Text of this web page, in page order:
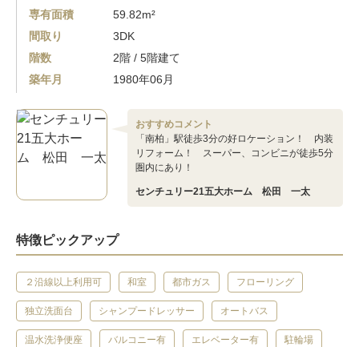
専有面積
59.82m²
間取り
3DK
階数
2階 / 5階建て
築年月
1980年06月
おすすめコメント
「南柏」駅徒歩3分の好ロケーション！ 内装
リフォーム！ スーパー、コンビニが徒歩5分
圏内にあり！
センチュリー21五大ホーム 松田 一太
特徴ピックアップ
２沿線以上利用可 和室 都市ガス フローリング
独立洗面台 シャンプードレッサー オートバス
温水洗浄便座 バルコニー有 エレベーター有 駐輪場